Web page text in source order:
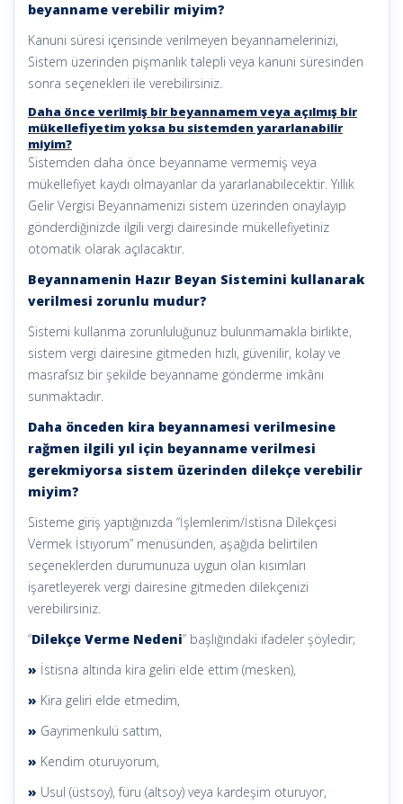
beyanname verebilir miyim?
Kanuni süresi içerisinde verilmeyen beyannamelerinizi,
Sistem üzerinden pişmanlık talepli veya kanuni süresinden
sonra seçenekleri ile verebilirsiniz.
Daha önce verilmiş bir beyannamem veya açılmış bir
mükellefiyetim yoksa bu sistemden yararlanabilir
miyim?
Sistemden daha önce beyanname vermemiş veya
mükellefiyet kaydı olmayanlar da yararlanabilecektir. Yıllık
Gelir Vergisi Beyannamenizi sistem üzerinden onaylayıp
gönderdiğinizde ilgili vergi dairesinde mükellefiyetiniz
otomatik olarak açılacaktır.
Beyannamenin Hazır Beyan Sistemini kullanarak
verilmesi zorunlu mudur?
Sistemi kullanma zorunluluğunuz bulunmamakla birlikte,
sistem vergi dairesine gitmeden hızlı, güvenilir, kolay ve
masrafsız bir şekilde beyanname gönderme imkânı
sunmaktadır.
Daha önceden kira beyannamesi verilmesine
rağmen ilgili yıl için beyanname verilmesi
gerekmiyorsa sistem üzerinden dilekçe verebilir
miyim?
Sisteme giriş yaptığınızda “İşlemlerim/İstisna Dilekçesi
Vermek İstiyorum” menüsünden, aşağıda belirtilen
seçeneklerden durumunuza uygun olan kısımları
işaretleyerek vergi dairesine gitmeden dilekçenizi
verebilirsiniz.
“Dilekçe Verme Nedeni” başlığındaki ifadeler şöyledir;
» İstisna altında kira geliri elde ettim (mesken),
» Kira geliri elde etmedim,
» Gayrimenkulü sattım,
» Kendim oturuyorum,
» Usul (üstsoy), füru (altsoy) veya kardeşim oturuyor,